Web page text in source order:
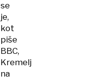
se
je,
kot
piše
BBC,
Kremelj
na